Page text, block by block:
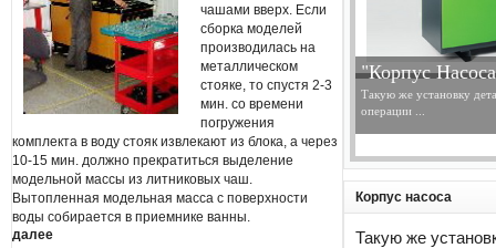
чашами вверх. Если
сборка моделей
производилась на
металлическом
стояке, то спустя 2-3
мин. со времени
погружения
комплекта в воду стояк извлекают из блока, а через
10-15 мин. должно прекратиться выделение
модельной массы из литниковых чаш.
Вытопленная модельная масса с поверхности
воды собирается в приемнике ванны.
далее
"Корпус
Такую же установку
операции ...
Корпус насоса
Такую же